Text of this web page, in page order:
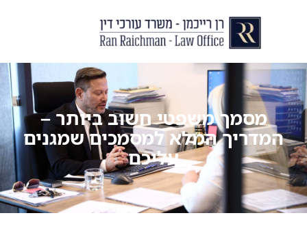
מסמך משפטי חשוב ביותר –
המדריך המלא למסמכים שמגנים
עליכם